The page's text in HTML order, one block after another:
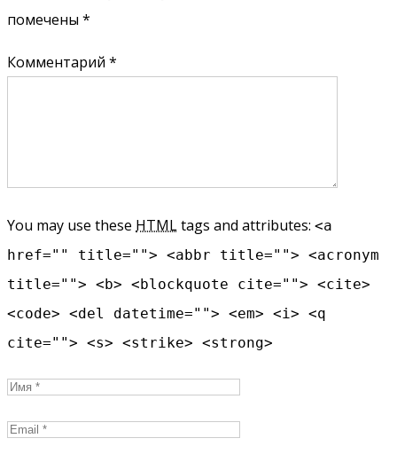
помечены *
Комментарий *
You may use these HTMLtags and attributes: <a
href="" title=""> <abbr title=""> <acronym
title=""> <b> <blockquote cite=""> <cite>
<code> <del datetime=""> <em> <i> <q
cite=""> <s> <strike> <strong>